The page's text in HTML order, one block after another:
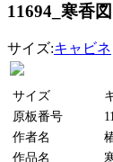
11694_寒香
サイズ:キャビネ
サイズ
原板番号
作者名
作品名